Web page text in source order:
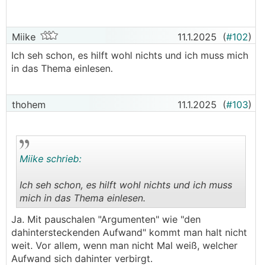
das heißt ich habe recht gute Produktionswerte und
weiß wie die Autarkie derzeit aussieht. Aufgrund des
22kWh Speicher erwarte ich mir dass ich von April
bis September trotz E-Auto mehr oder weniger
Monate natürlich nicht.
Das heißt unterm Strich sollte ich 4500 - 4800kWh
Zusätzlich habe ich noch drei Kostenszenarien
dargestellt:
"derzeit" - gelb dargestellt (7,5ct/kWh Einspeisung
zu 26ct/kWh Bezug Fixtarif)
bis hin zu
"best case" - grün dargestellt was die Zukunft
(steigende Netzkosten) abbilden soll.
Das ist natürlich alles glaskugellesen und variable
Bezugstarife, welche die Betrachtung noch besser
Miike 11.1.2025 (#102)
Ich seh schon, es hilft wohl nichts und ich muss mich
in das Thema einlesen.
thohem 11.1.2025 (#103)
..
Miike schrieb:
Ich seh schon, es hilft wohl nichts und ich muss
mich in das Thema einlesen.
Ja. Mit pauschalen "Argumenten" wie "den
dahintersteckenden Aufwand" kommt man halt nicht
weit. Vor allem, wenn man nicht Mal weiß, welcher
Aufwand sich dahinter verbirgt.